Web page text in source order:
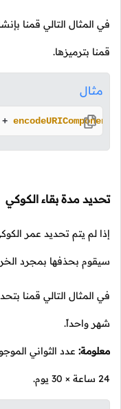
في المثال التالي قمنا
قمنا بترميزها.
مثال
+ encodeURIComponent
تحديد مدة بقاء الكوكي
إذا لم يتم تحديد عمر
سيقوم بحذفها بمجرد
في المثال التالي قمنا
شهر واحداً.
معلومة:
24 ساعة × 30 يوم.